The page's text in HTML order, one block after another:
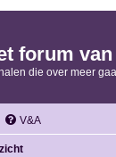
forum
die over meer
V&A